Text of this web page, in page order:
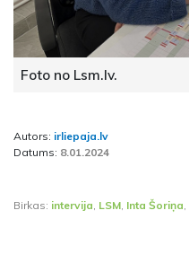
Foto no Lsm.lv.
Autors: irliepaja.lv
Datums: 8.01.2024
Birkas: intervija LSM Inta Šoriņa